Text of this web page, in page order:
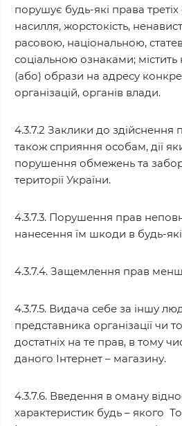
порушує будь-які права третіх
насилля, жорстокість,
расовою, національною,
соціальною ознаками; містить
(або) образи на адресу
організацій, органів влади.
4.3.7.2 Заклики до здійснення
також сприяння особам, дії
порушення обмежень та
території України.
4.3.7.3. Порушення прав
нанесення їм шкоди в будь-
4.3.7.4. Защемлення прав
4.3.7.5. Видача себе за іншу
представника організації чи
достатніх на те прав, в тому
даного Інтернет – магазину.
4.3.7.6. Введення в оману
характеристик будь – якого